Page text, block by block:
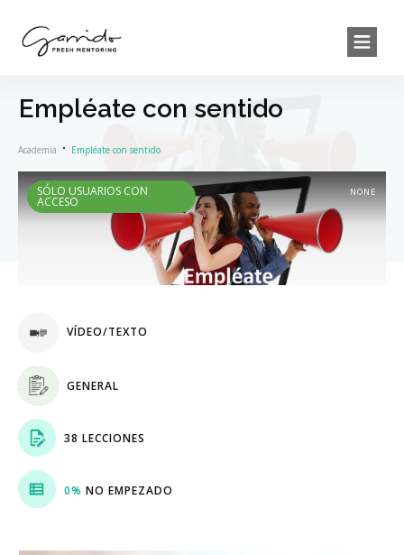
Empléate con sentido
Academia Empléate con sentido
SÓLO USUARIOS CON
ACCESO
NONE
VÍDEO/TEXTO
GENERAL
38 LECCIONES
0% NO EMPEZADO